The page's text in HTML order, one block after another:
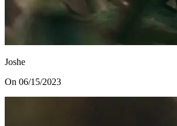
Joshe
On 06/15/2023